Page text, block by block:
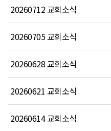
20260712 교회소식
20260705 교회소식
20260628 교회소식
20260621 교회소식
20260614 교회소식